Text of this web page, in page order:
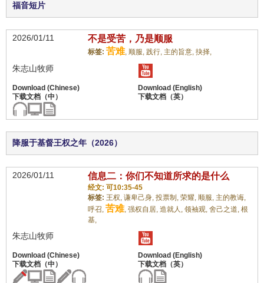
福音短片
2026/01/11 不是受苦，乃是顺服
标签: 苦难, 顺服, 践行, 主的旨意, 抉择,
朱志山牧师
降服于基督王权之年（2026）
2026/01/11 信息二：你们不知道所求的是什么
经文: 可10:35-45
标签: 王权, 谦卑己身, 投票制, 荣耀, 顺服, 主的教诲,
呼召, 苦难, 强权自居, 造就人, 领袖观, 舍己之道, 根
基,
朱志山牧师